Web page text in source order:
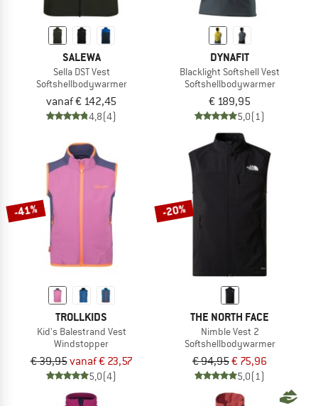
SALEWA
Sella DST Vest
Softshellbodywarmer
vanaf € 142,45
4,8(4)
DYNAFIT
Blacklight Softshell Vest
Softshellbodywarmer
€ 189,95
5,0(1)
-41%
TROLLKIDS
Kid's Balestrand Vest
Windstopper
€ 39,95vanaf € 23,57
5,0(4)
-20%
THE NORTH FACE
Nimble Vest 2
Softshellbodywarmer
€ 94,95€ 75,96
5,0(1)